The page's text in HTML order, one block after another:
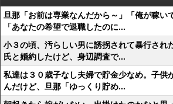
旦那「お前は専業なんだから～」「俺が稼
「あなたの希望で退職したのに...
小３の頃、汚らしい男に誘拐されて暴行さ
氏と婚約したけど、身辺調査で...
私達は３０歳子なし夫婦で貯金少なめ。子供
んだけど、旦那「ゆっくり貯め...